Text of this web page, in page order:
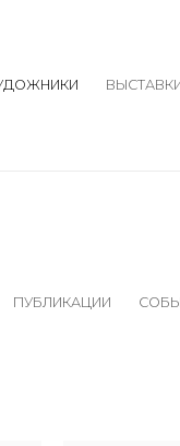
ПУБЛИКАЦИИ